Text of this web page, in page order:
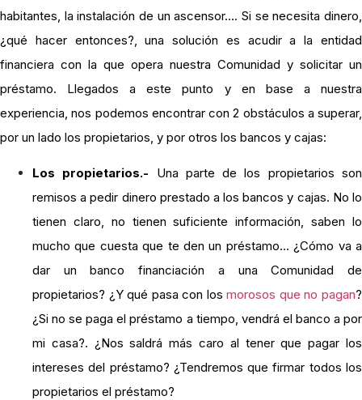
habitantes, la instalación de un ascensor…. Si se necesita dinero,
¿qué hacer entonces?, una solución es acudir a la entidad
financiera con la que opera nuestra Comunidad y solicitar un
préstamo. Llegados a este punto y en base a nuestra
experiencia, nos podemos encontrar con 2 obstáculos a superar,
por un lado los propietarios, y por otros los bancos y cajas:
Los propietarios.- Una parte de los propietarios son
remisos a pedir dinero prestado a los bancos y cajas. No lo
tienen claro, no tienen suficiente información, saben lo
mucho que cuesta que te den un préstamo… ¿Cómo va a
dar un banco financiación a una Comunidad de
propietarios? ¿Y qué pasa con losmorosos que no pagan?
¿Si no se paga el préstamo a tiempo, vendrá el banco a por
mi casa?. ¿Nos saldrá más caro al tener que pagar los
intereses del préstamo? ¿Tendremos que firmar todos los
propietarios el préstamo?